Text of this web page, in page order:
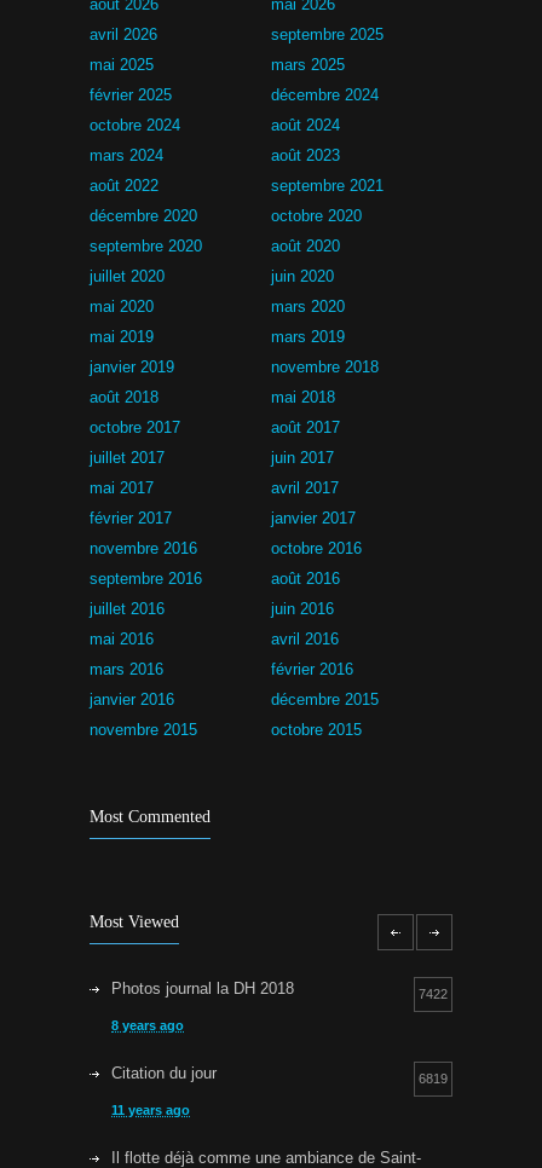
août 2026
mai 2026
avril 2026
septembre 2025
mai 2025
mars 2025
février 2025
décembre 2024
octobre 2024
août 2024
mars 2024
août 2023
août 2022
septembre 2021
décembre 2020
octobre 2020
septembre 2020
août 2020
juillet 2020
juin 2020
mai 2020
mars 2020
mai 2019
mars 2019
janvier 2019
novembre 2018
août 2018
mai 2018
octobre 2017
août 2017
juillet 2017
juin 2017
mai 2017
avril 2017
février 2017
janvier 2017
novembre 2016
octobre 2016
septembre 2016
août 2016
juillet 2016
juin 2016
mai 2016
avril 2016
mars 2016
février 2016
janvier 2016
décembre 2015
novembre 2015
octobre 2015
Most Commented
Most Viewed
Photos journal la DH 2018 7422
8 years ago
Citation du jour 6819
11 years ago
Il flotte déjà comme une ambiance de Saint-